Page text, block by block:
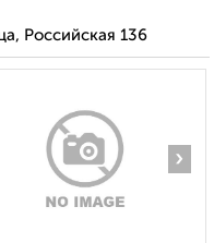
Российская 136
›